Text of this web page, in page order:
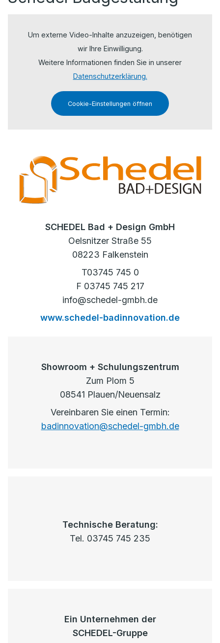
Um externe Video-Inhalte anzuzeigen, benötigen
wir Ihre Einwilligung.
Weitere Informationen finden Sie in unserer
Datenschutzerklärung.
Cookie-Einstellungen öffnen
SCHEDEL Bad + Design GmbH
Oelsnitzer Straße 55
08223 Falkenstein
T03745 745 0
F 03745 745 217
info@schedel-gmbh.de
www.schedel-badinnovation.de
Showroom + Schulungszentrum
Zum Plom 5
08541 Plauen/Neuensalz
Vereinbaren Sie einen Termin:
badinnovation@schedel-gmbh.de
Technische Beratung:
Tel. 03745 745 235
Ein Unternehmen der
SCHEDEL-Gruppe